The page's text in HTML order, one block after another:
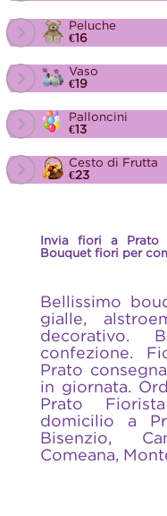
Peluche
€16
Vaso
€19
Palloncini
€13
Cesto di Frutta
€23
Invia fiori a Prato
Bouquet fiori per
Bellissimo
gialle,
decorativo.
confezione.
Prato
in giornata.
Prato
domicilio a
Bisenzio,
Comeana,